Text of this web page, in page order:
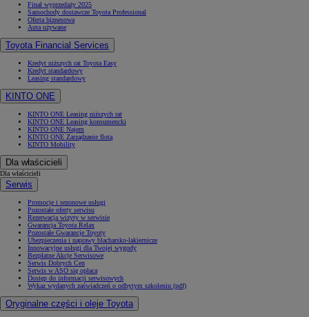
Finał wyprzedaży 2025
Samochody dostawcze Toyota Professional
Oferta biznesowa
Auta używane
Toyota Financial Services
Kredyt niższych rat Toyota Easy
Kredyt standardowy
Leasing standardowy
KINTO ONE
KINTO ONE Leasing niższych rat
KINTO ONE Leasing konsumencki
KINTO ONE Najem
KINTO ONE Zarządzanie flotą
KINTO Mobility
Dla właścicieli
Dla właścicieli
Serwis
Promocje i sezonowe usługi
Pozostałe oferty serwisu
Rezerwacja wizyty w serwisie
Gwarancja Toyota Relax
Pozostałe Gwarancje Toyoty
Ubezpieczenia i naprawy blacharsko-lakiernicze
Innowacyjne usługi dla Twojej wygody
Bezpłatne Akcje Serwisowe
Serwis Dobrych Cen
Serwis w ASO się opłaca
Dostęp do informacji serwisowych
Wykaz wydanych zaświadczeń o odbytym szkoleniu (pdf)
Oryginalne części i oleje Toyota